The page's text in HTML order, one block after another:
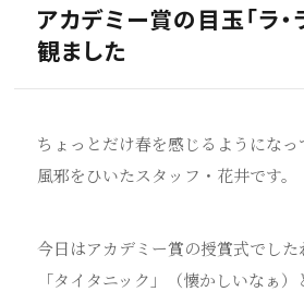
アカデミー賞の目玉「ラ・
観ました
ちょっとだけ春を感じるようになっ
風邪をひいたスタッフ・花井です。
今日はアカデミー賞の授賞式でした
「タイタニック」（懐かしいなぁ